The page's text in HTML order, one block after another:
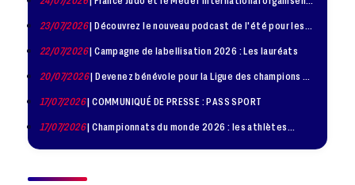
23/07/2026| Découvrez le nouveau podcast de l'été pour les
22/07/2026| Campagne de labellisation 2026 : Les lauréats
20/07/2026| Devenez bénévole pour la Ligue des champions de
17/07/2026| COMMUNIQUÉ DE PRESSE : PASS SPORT
17/07/2026| Championnats du monde 2026 : les athlètes